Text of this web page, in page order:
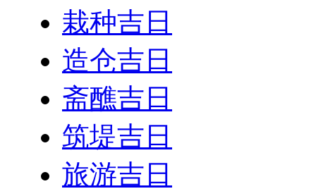
栽种吉日
造仓吉日
斋醮吉日
筑堤吉日
旅游吉日